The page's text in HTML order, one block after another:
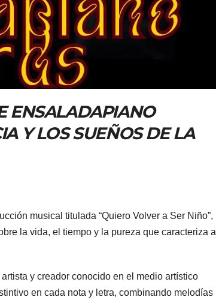
ENSALADAPIANO
Y LOS SUEÑOS DE LA
musical titulada “Quiero Volver a Ser Niño”,
la vida, el tiempo y la pureza que caracteriza a
y creador conocido en el medio artístico
en cada nota y letra, combinando melodías